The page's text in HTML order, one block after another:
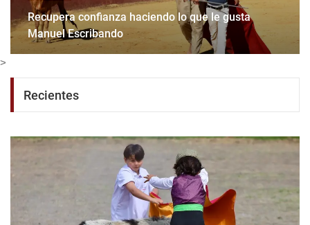
Recupera confianza haciendo lo que le gusta
Manuel Escribando
>
Recientes